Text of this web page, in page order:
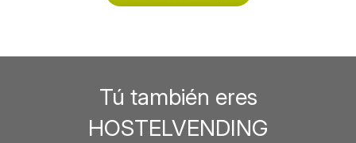
Tú también eres
HOSTELVENDING